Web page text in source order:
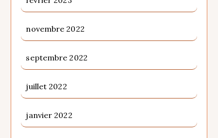
novembre 2022
septembre 2022
juillet 2022
janvier 2022